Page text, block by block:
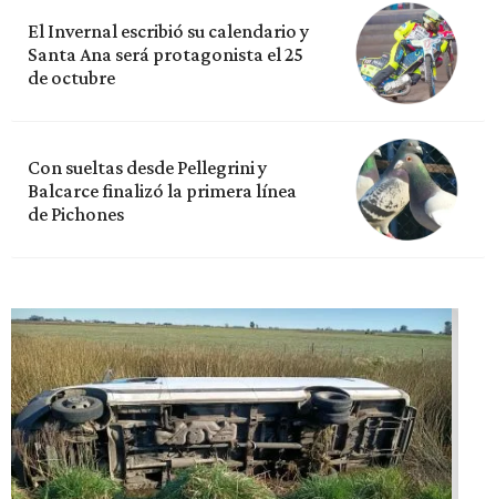
El Invernal escribió su calendario y
Santa Ana será protagonista el 25
de octubre
Con sueltas desde Pellegrini y
Balcarce finalizó la primera línea
de Pichones